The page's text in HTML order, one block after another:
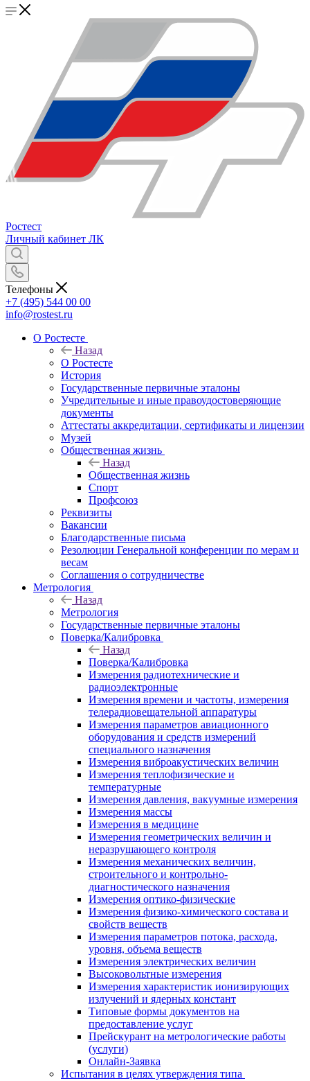
Ростест
Личный кабинет ЛК
Телефоны
+7 (495) 544 00 00
info@rostest.ru
О Ростесте
Назад
О Ростесте
История
Государственные первичные эталоны
Учредительные и иные правоудостоверяющие
документы
Аттестаты аккредитации, сертификаты и лицензии
Музей
Общественная жизнь
Назад
Общественная жизнь
Спорт
Профсоюз
Реквизиты
Вакансии
Благодарственные письма
Резолюции Генеральной конференции по мерам и
весам
Соглашения о сотрудничестве
Метрология
Назад
Метрология
Государственные первичные эталоны
Поверка/Калибровка
Назад
Поверка/Калибровка
Измерения радиотехнические и
радиоэлектронные
Измерения времени и частоты, измерения
телерадиовещательной аппаратуры
Измерения параметров авиационного
оборудования и средств измерений
специального назначения
Измерения виброакустических величин
Измерения теплофизические и
температурные
Измерения давления, вакуумные измерения
Измерения массы
Измерения в медицине
Измерения геометрических величин и
неразрушающего контроля
Измерения механических величин,
строительного и контрольно-
диагностического назначения
Измерения оптико-физические
Измерения физико-химического состава и
свойств веществ
Измерения параметров потока, расхода,
уровня, объема веществ
Измерения электрических величин
Высоковольтные измерения
Измерения характеристик ионизирующих
излучений и ядерных констант
Типовые формы документов на
предоставление услуг
Прейскурант на метрологические работы
(услуги)
Онлайн-Заявка
Испытания в целях утверждения типа